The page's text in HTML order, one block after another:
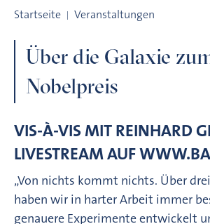
Startseite Veranstaltungen
Über die Galaxie
Nobelpreis
VIS-À-VIS MIT REINHARD
LIVESTREAM AUF
„Von nichts kommt nichts. Über
haben wir in harter Arbeit immer
genauere Experimente entwickelt